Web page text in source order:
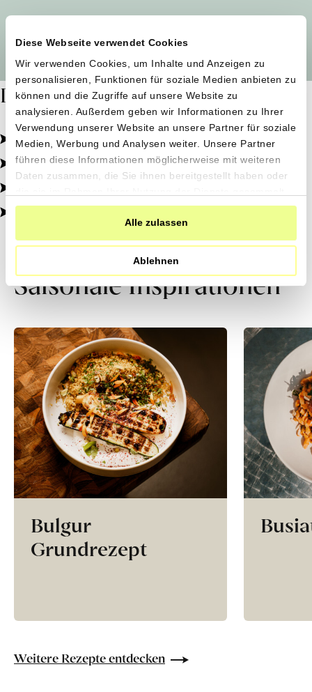
Diese Webseite verwendet Cookies
Wir verwenden Cookies, um Inhalte und Anzeigen zu
personalisieren, Funktionen für soziale Medien anbieten zu
können und die Zugriffe auf unsere Website zu
analysieren. Außerdem geben wir Informationen zu Ihrer
Verwendung unserer Website an unsere Partner für soziale
Medien, Werbung und Analysen weiter. Unsere Partner
führen diese Informationen möglicherweise mit weiteren
Daten zusammen, die Sie ihnen bereitgestellt haben oder
haben.
Alle zulassen
Ablehnen
Dafür stehen wir
Pestizidfrei angebaut, schonend verarbeitet.
Natürliche Zutaten, echter Geschmack.
Von kleinen Höfen, direkt zu dir.
100% transparent, 0% Zusatzstoffe.
Saisonale Inspirationen
Bulgur
Grundrezept
Weitere Rezepte entdecken